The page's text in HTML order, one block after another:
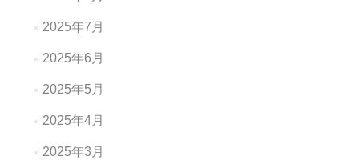
2025年7月
2025年6月
2025年5月
2025年4月
2025年3月